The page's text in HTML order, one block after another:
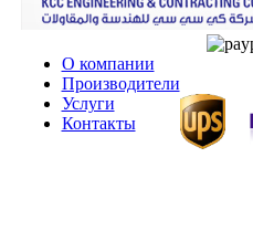
О компании
Производители
Услуги
Контакты